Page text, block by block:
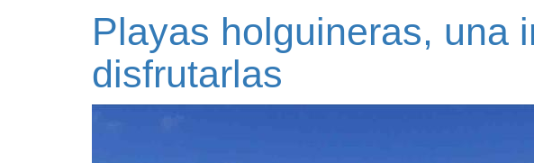
Playas holguineras, una
disfrutarlas